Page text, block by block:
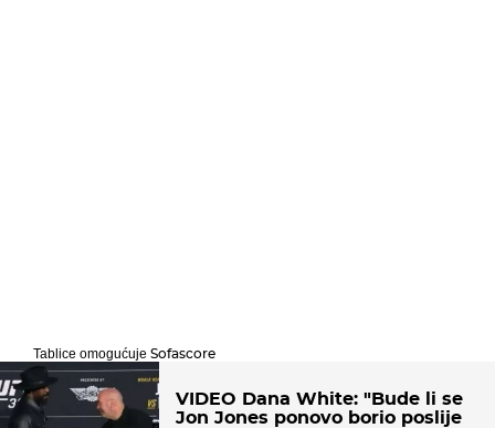
Tablice omogućuje Sofascore
VIDEO Dana White: "Bude li se
Jon Jones ponovo borio poslije